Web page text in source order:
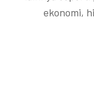
ekonomi,